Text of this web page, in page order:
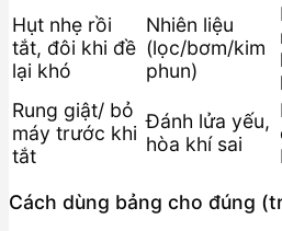
Hụt nhẹ rồi
tắt, đôi khi đề
lại khó
Nhiên liệu
(lọc/bơm/kim
phun)
Rung giật/ bỏ
máy trước khi
tắt
Đánh lửa yếu,
hòa khí sai
Cách dùng bảng cho đúng